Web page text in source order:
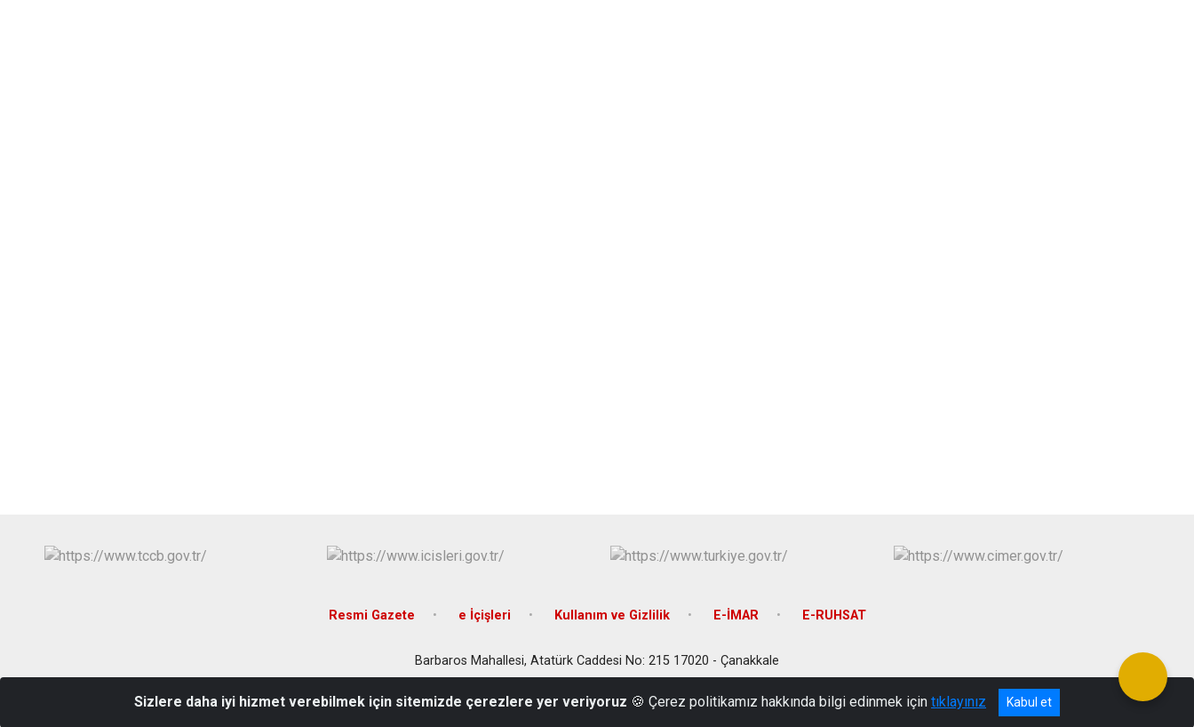
Resmi Gazete e İçişleri Kullanım ve Gizlilik E-İMAR E-RUHSAT
Barbaros Mahallesi, Atatürk Caddesi No: 215 17020 - Çanakkale
Sizlere daha iyi hizmet verebilmek için sitemizde çerezlere yer veriyoruz 🍪 Çerez politikamız hakkında bilgi edinmek için tıklayınız Kabul et